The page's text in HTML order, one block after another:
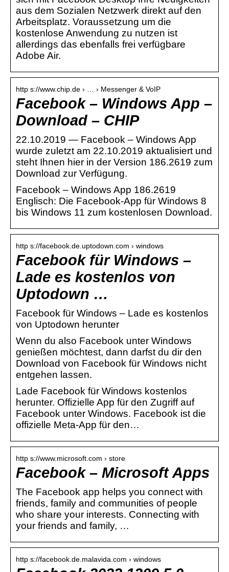
aus dem Sozialen Netzwerk direkt auf den
Arbeitsplatz. Voraussetzung um die
kostenlose Anwendung zu nutzen ist
allerdings das ebenfalls frei verfügbare
Adobe Air.
http s://www.chip.de › … › Messenger & VoIP
Facebook – Windows App –
Download – CHIP
22.10.2019 — Facebook – Windows App
wurde zuletzt am 22.10.2019 aktualisiert und
steht Ihnen hier in der Version 186.2619 zum
Download zur Verfügung.
Facebook – Windows App 186.2619
Englisch: Die Facebook-App für Windows 8
bis Windows 11 zum kostenlosen Download.
http s://facebook.de.uptodown.com › windows
Facebook für Windows –
Lade es kostenlos von
Uptodown …
Facebook für Windows – Lade es kostenlos
von Uptodown herunter
Wenn du also Facebook unter Windows
genießen möchtest, dann darfst du dir den
Download von Facebook für Windows nicht
entgehen lassen.
Lade Facebook für Windows kostenlos
herunter. Offizielle App für den Zugriff auf
Facebook unter Windows. Facebook ist die
offizielle Meta-App für den…
http s://www.microsoft.com › store
Facebook – Microsoft Apps
The Facebook app helps you connect with
friends, family and communities of people
who share your interests. Connecting with
your friends and family, …
http s://facebook.de.malavida.com › windows